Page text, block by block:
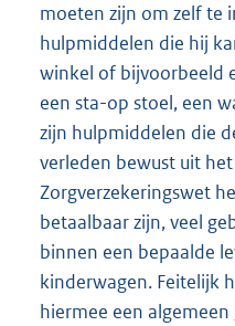
moeten zijn om zelf te
hulpmiddelen die hij
winkel of bijvoorbeeld
een sta-op stoel, een
zijn hulpmiddelen die
verleden bewust uit
Zorgverzekeringswet
betaalbaar zijn, veel
binnen een bepaalde
kinderwagen. Feitelijk
hiermee een